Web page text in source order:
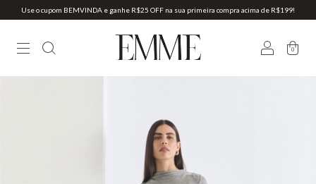
Use o cupom BEMVINDA e ganhe R$25 OFF na sua primeira compra acima de R$199!
0